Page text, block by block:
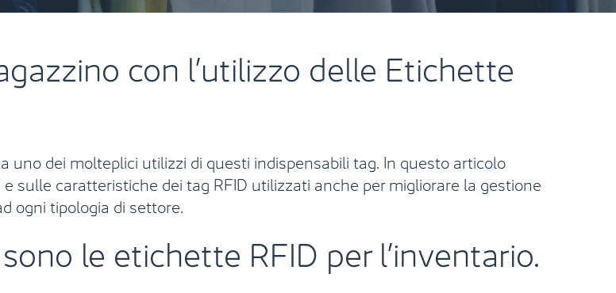
con l’utilizzo delle Etichette
uno dei molteplici utilizzi di questi indispensabili tag. In questo articolo
sulle caratteristiche dei tag RFID utilizzati anche per migliorare la gestione
ogni tipologia di settore.
le etichette RFID per l’inventario.